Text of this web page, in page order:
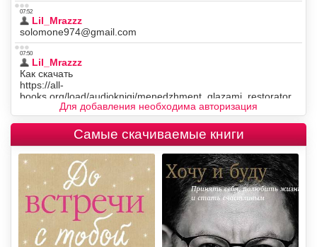
Для добавления необходима авторизация
Самые скачиваемые книги